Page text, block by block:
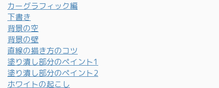
カーグラフィック編
下書き
背景の空
背景の壁
直線の描き方のコツ
塗り潰し部分のペイント1
塗り潰し部分のペイント2
ホワイトの起こし